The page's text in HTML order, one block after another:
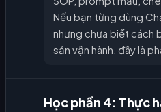
Nếu bạn từng dùng
nhưng chưa biết cách
sản vận hành, đây là
Học phần 4: Thực